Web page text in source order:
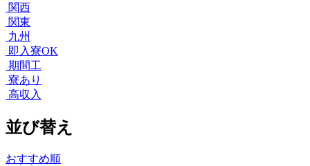
関西
関東
九州
即入寮OK
期間工
寮あり
高収入
並び替え
おすすめ順